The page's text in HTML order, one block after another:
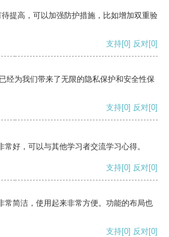
提高，可以加强防护措施，比如增加双重验
支持[0] 反对[0]
经为我们带来了无限的隐私保护和安全性保
支持[0] 反对[0]
好，可以与其他学习者交流学习心得。
支持[0] 反对[0]
常简洁，使用起来非常方便。功能的布局也
支持[0] 反对[0]